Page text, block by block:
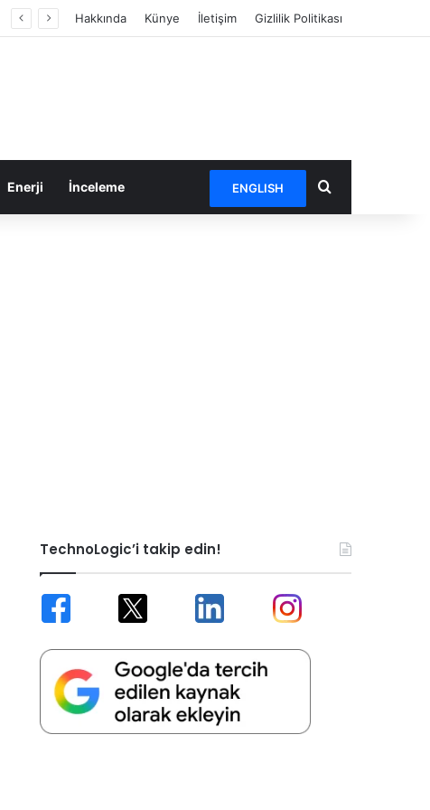
Hakkında Künye İletişim Gizlilik Politikası
Enerji İnceleme ENGLISH Arama yap ...
TechnoLogic’i takip edin!